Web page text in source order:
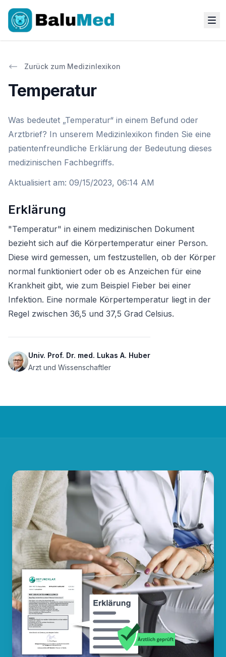
Zurück zum Medizinlexikon
Temperatur
Was bedeutet „Temperatur“ in einem Befund oder
Arztbrief? In unserem Medizinlexikon finden Sie eine
patientenfreundliche Erklärung der Bedeutung dieses
medizinischen Fachbegriffs.
Aktualisiert am: 09/15/2023, 06:14 AM
Erklärung
"Temperatur" in einem medizinischen Dokument
bezieht sich auf die Körpertemperatur einer Person.
Diese wird gemessen, um festzustellen, ob der Körper
normal funktioniert oder ob es Anzeichen für eine
Krankheit gibt, wie zum Beispiel Fieber bei einer
Infektion. Eine normale Körpertemperatur liegt in der
Regel zwischen 36,5 und 37,5 Grad Celsius.
Univ. Prof. Dr. med. Lukas A. Huber
Arzt und Wissenschaftler